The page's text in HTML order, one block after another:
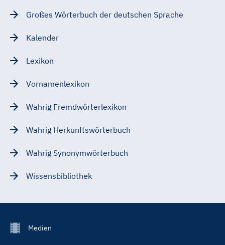
Großes Wörterbuch der deutschen Sprache
Kalender
Lexikon
Vornamenlexikon
Wahrig Fremdwörterlexikon
Wahrig Herkunftswörterbuch
Wahrig Synonymwörterbuch
Wissensbibliothek
FooterMedien